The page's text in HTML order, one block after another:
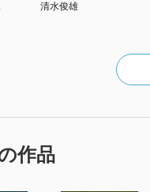
清水俊雄
作品